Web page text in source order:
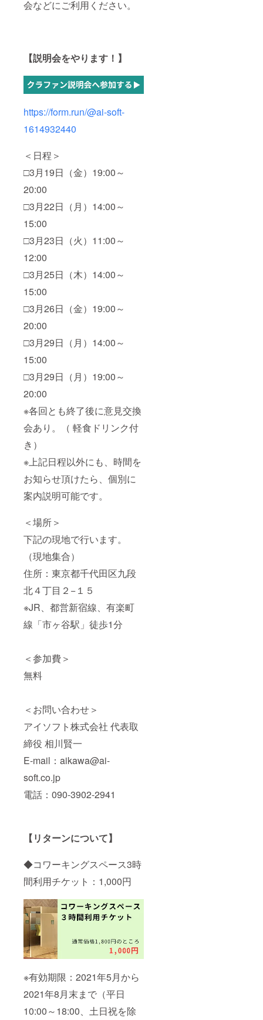
会などにご利用ください。
【説明会をやります！】
https://form.run/@ai-soft-
1614932440
＜日程＞
□3月19日（金）19:00～
20:00
□3月22日（月）14:00～
15:00
□3月23日（火）11:00～
12:00
□3月25日（木）14:00～
15:00
□3月26日（金）19:00～
20:00
□3月29日（月）14:00～
15:00
□3月29日（月）19:00～
20:00
※各回とも終了後に意見交換
会あり。（ 軽食ドリンク付
き）
※上記日程以外にも、時間を
お知らせ頂けたら、個別に
案内説明可能です。
＜場所＞
下記の現地で行います。
（現地集合）
住所：東京都千代田区九段
北４丁目２−１５
※JR、都営新宿線、有楽町
線「市ヶ谷駅」徒歩1分
＜参加費＞
無料
＜お問い合わせ＞
アイソフト株式会社 代表取
締役 相川賢一
E-mail：aikawa@ai-
soft.co.jp
電話：090-3902-2941
【リターンについて】
◆コワーキングスペース3時
間利用チケット：1,000円
※有効期限：2021年5月から
2021年8月末まで（平日
10:00～18:00、土日祝を除